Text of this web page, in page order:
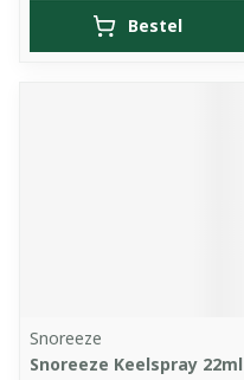
Bestel
Snoreeze
Snoreeze Keelspray 22ml